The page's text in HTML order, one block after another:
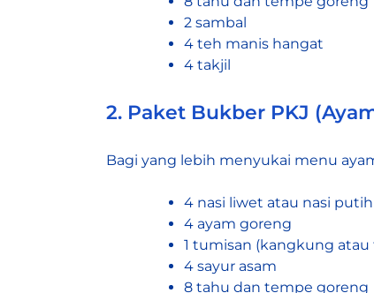
2 sambal
4 teh manis hangat
4 takjil
2. Paket Bukber PKJ
Bagi yang lebih menyukai menu
4 nasi liwet atau nasi putih
4 ayam goreng
1 tumisan (kangkung atau
4 sayur asam
8 tahu dan tempe goreng